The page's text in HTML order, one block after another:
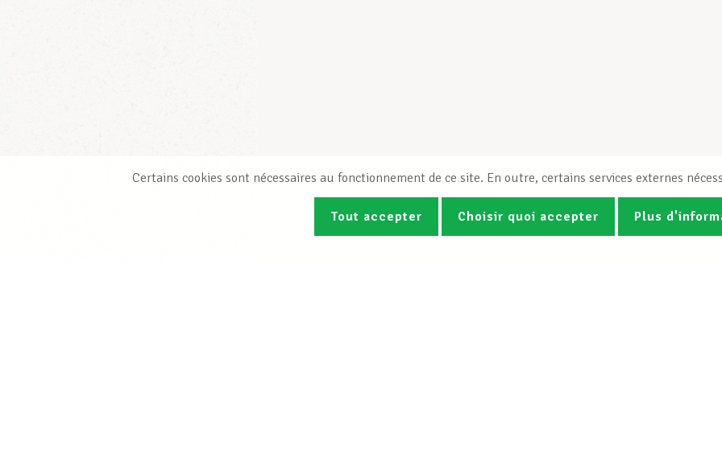
Certains cookies sont nécessaires au fonctionnement de ce site. En outre, certains services externes
Tout accepter Choisir quoi accepter Plus